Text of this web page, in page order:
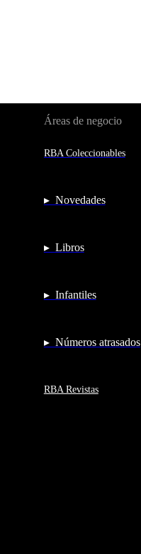
Áreas de negocio
RBA Coleccionables
▸ Novedades
▸ Libros
▸ Infantiles
▸ Números atrasados
RBA Revistas